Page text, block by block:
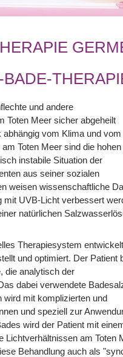
und andere
Toten Meer sicher abgeheilt
vom Klima und vom
Toten Meer sind die hohen
instabile Situation der
aus seiner sozialen
weisen wissenschaftliche
mit UVB-Licht verbessert
natürlichen
Therapiesystem
und optimiert. Der Patient
die analytisch der
dabei verwendete
wird mit komplizierten und
und speziell zur
wird der Patient mit
am Toten
Behandlung auch als